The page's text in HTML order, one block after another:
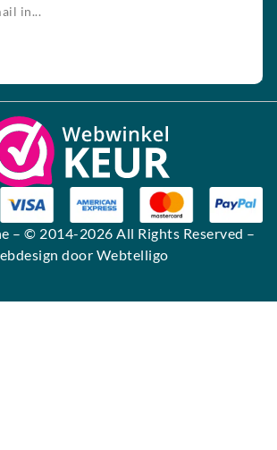
– © 2014-2026 All Rights Reserved –
door Webtelligo